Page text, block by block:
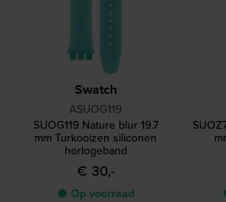
Swatch
ASUOG119
SUOG119 Nature blur 19.7
mm Turkooizen siliconen
horlogeband
€ 30,-
● Op voorraad